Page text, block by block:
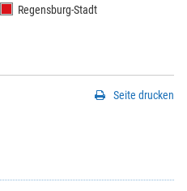
Regensburg-Stadt
Seite drucken